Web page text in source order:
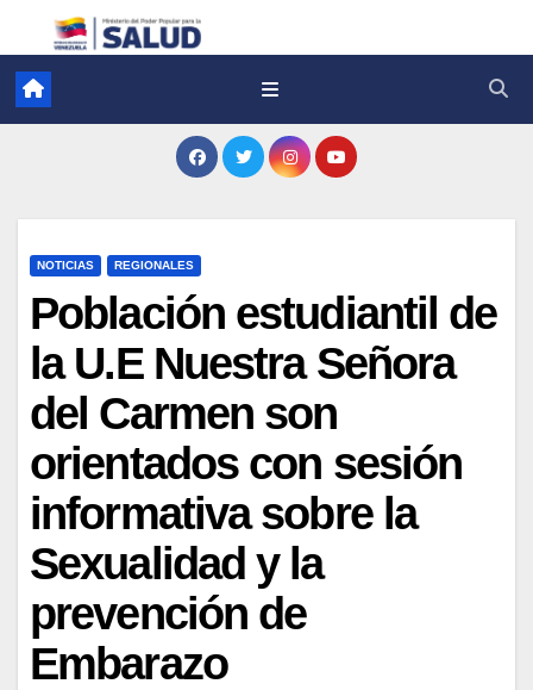
NOTICIAS REGIONALES
Población estudiantil de
la U.E Nuestra Señora
del Carmen son
orientados con sesión
informativa sobre la
Sexualidad y la
prevención de
Embarazo